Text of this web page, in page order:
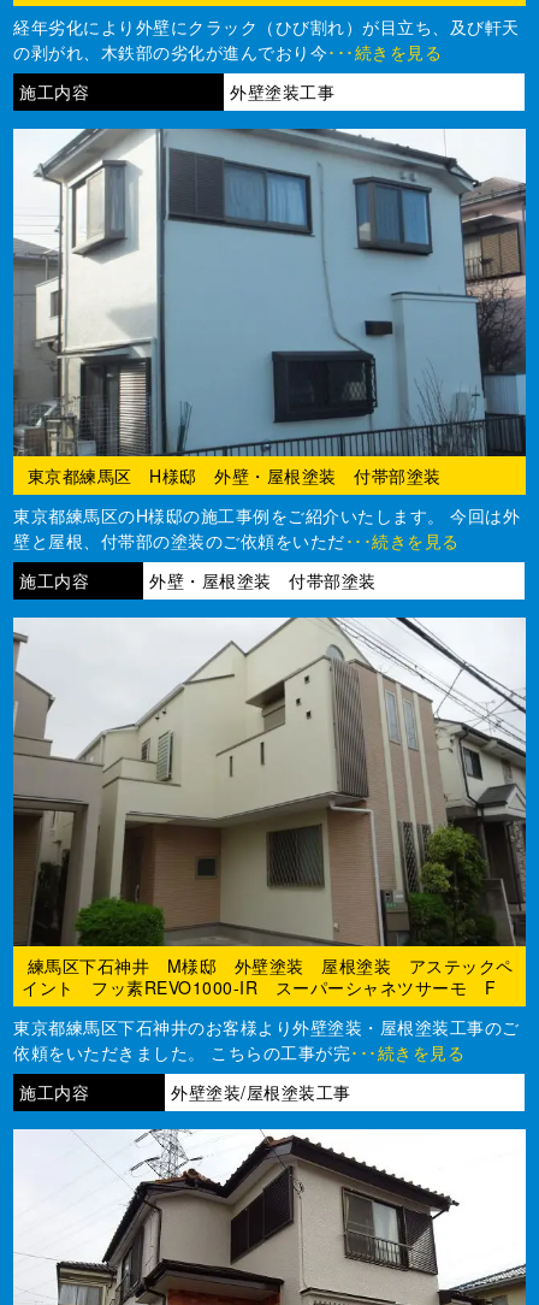
経年劣化により外壁にクラック（ひび割れ）が目立ち、及び軒天
の剥がれ、木鉄部の劣化が進んでおり今･･･続きを見る
施工内容
外壁塗装工事
東京都練馬区 H様邸 外壁・屋根塗装 付帯部塗装
東京都練馬区のH様邸の施工事例をご紹介いたします。 今回は外
壁と屋根、付帯部の塗装のご依頼をいただ･･･続きを見る
施工内容
外壁・屋根塗装 付帯部塗装
練馬区下石神井 M様邸 外壁塗装 屋根塗装 アステックペ
イント フッ素REVO1000-IR スーパーシャネツサーモ F
東京都練馬区下石神井のお客様より外壁塗装・屋根塗装工事のご
依頼をいただきました。 こちらの工事が完･･･続きを見る
施工内容
外壁塗装/屋根塗装工事